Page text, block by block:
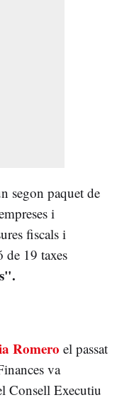
segon paquet de
i
fiscals i
de 19 taxes
Romero el passat
va
Consell Executiu